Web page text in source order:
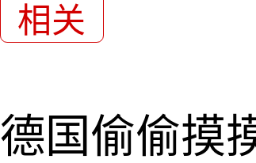
相关
德国偷偷摸